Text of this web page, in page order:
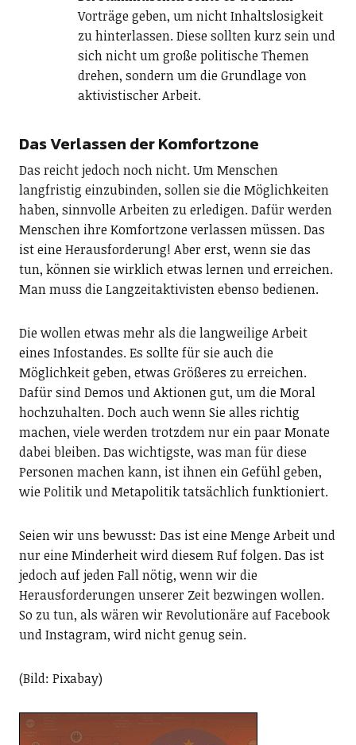
Vorträge geben, um nicht Inhaltslosigkeit
zu hinterlassen. Diese sollten kurz sein und
sich nicht um große politische Themen
drehen, sondern um die Grundlage von
aktivistischer Arbeit.
Das Verlassen der Komfortzone
Das reicht jedoch noch nicht. Um Menschen
langfristig einzubinden, sollen sie die Möglichkeiten
haben, sinnvolle Arbeiten zu erledigen. Dafür werden
Menschen ihre Komfortzone verlassen müssen. Das
ist eine Herausforderung! Aber erst, wenn sie das
tun, können sie wirklich etwas lernen und erreichen.
Man muss die Langzeitaktivisten ebenso bedienen.
Die wollen etwas mehr als die langweilige Arbeit
eines Infostandes. Es sollte für sie auch die
Möglichkeit geben, etwas Größeres zu erreichen.
Dafür sind Demos und Aktionen gut, um die Moral
hochzuhalten. Doch auch wenn Sie alles richtig
machen, viele werden trotzdem nur ein paar Monate
dabei bleiben. Das wichtigste, was man für diese
Personen machen kann, ist ihnen ein Gefühl geben,
wie Politik und Metapolitik tatsächlich funktioniert.
Seien wir uns bewusst: Das ist eine Menge Arbeit und
nur eine Minderheit wird diesem Ruf folgen. Das ist
jedoch auf jeden Fall nötig, wenn wir die
Herausforderungen unserer Zeit bezwingen wollen.
So zu tun, als wären wir Revolutionäre auf Facebook
und Instagram, wird nicht genug sein.
(Bild: Pixabay)